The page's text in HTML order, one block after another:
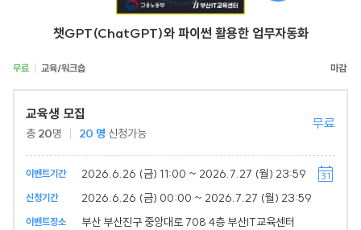
챗GPT(ChatGPT)와 파이썬 활용한 업무자동화
무료 교육/워크숍
교육생 모집
총 20명 20 명 신청가능
무료
이벤트기간 2026.6.26 (금) 11:00 ~ 2026.7.27 (월) 23:59
신청기간 2026.6.26 (금) 00:00 ~ 2026.7.27 (월) 23:59
이벤트장소 부산 부산진구 중앙대로 708 4층 부산IT교육센터